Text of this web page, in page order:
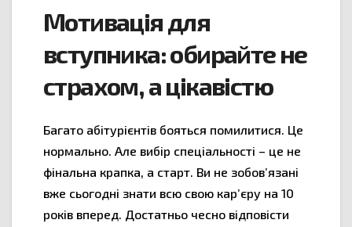
Мотивація для
вступника: обирайте не
страхом, а цікавістю
Багато абітурієнтів бояться помилитися. Це
нормально. Але вибір спеціальності – це не
фінальна крапка, а старт. Ви не зобов’язані
вже сьогодні знати всю свою кар’єру на 10
років вперед. Достатньо чесно відповісти